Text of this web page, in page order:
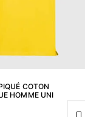
COTON
HOMME UNI